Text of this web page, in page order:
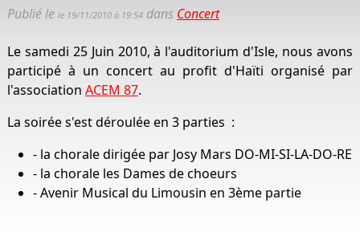
Publié le le 19/11/2010 à 19:54dans Concert
Le samedi 25 Juin 2010, à l'auditorium d'Isle, nous avons
participé à un concert au profit d'Haïti organisé par
l'association ACEM 87.
La soirée s'est déroulée en 3 parties :
- la chorale dirigée par Josy Mars DO-MI-SI-LA-DO-RE
- la chorale les Dames de choeurs
- Avenir Musical du Limousin en 3ème partie